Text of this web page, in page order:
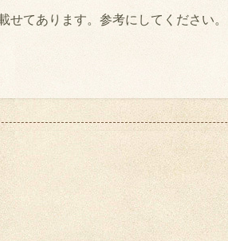
せてあります。参考にしてください。